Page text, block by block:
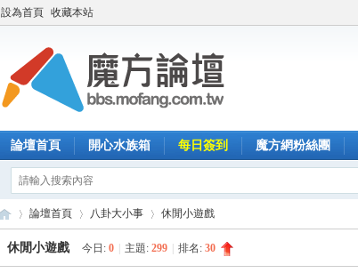
設為首頁 收藏本站
論壇首頁 開心水族箱 每日簽到 魔方網粉絲團
論壇首頁 八卦大小事 休閒小遊戲
休閒小遊戲 今日: 0 主題: 299 排名: 30